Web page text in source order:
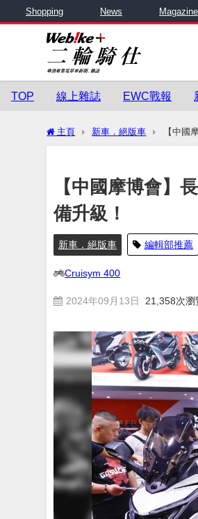
Shopping News Magazine
TOP 線上雜誌 EWC戰報
主頁 新車．絕版車 【中國
【中國摩博會】
備升級！
新車．絕版車 編輯部推薦
Cruisym 400
2024年09月13日 21,358次瀏